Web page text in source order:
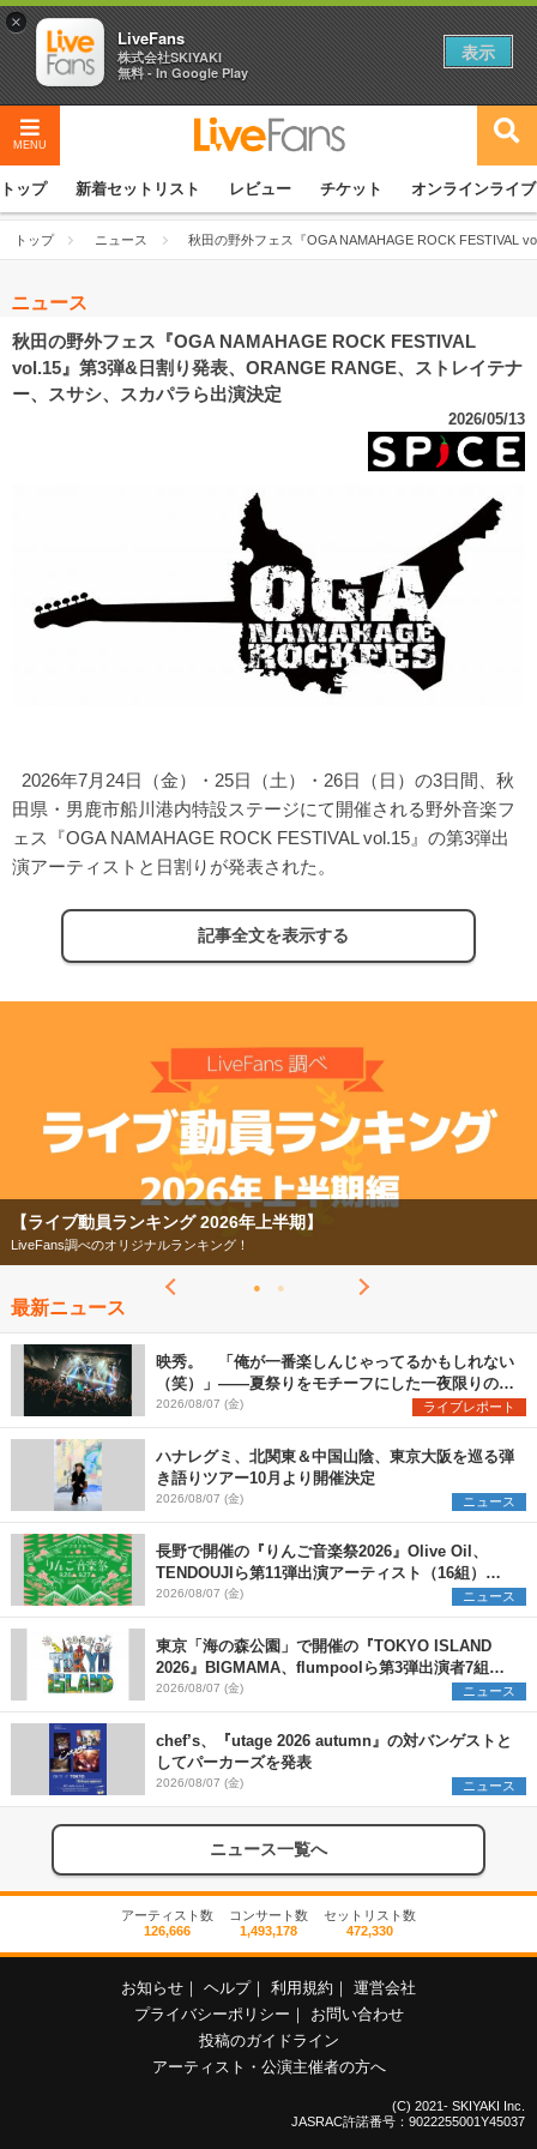
MENU
トップ 新着セットリスト レビュー チケット オンラインライブ
トップ ニュース 秋田の野外フェス『OGA NAMAHAGE ROCK FESTIVAL
ニュース
秋田の野外フェス『OGA NAMAHAGE ROCK FESTIVAL
vol.15』第3弾&日割り発表、ORANGE RANGE、ストレイテナ
ー、スサシ、スカパラら出演決定
2026/05/13
2026年7月24日（金）・25日（土）・26日（日）の3日間、秋
田県・男鹿市船川港内特設ステージにて開催される野外音楽フ
ェス『OGA NAMAHAGE ROCK FESTIVAL vol.15』の第3弾出
演アーティストと日割りが発表された。
記事全文を表示する
【ライブ動員ランキング 2026年上半期】
LiveFans調べのオリジナルランキング！
最新ニュース
映秀。 「俺が一番楽しんじゃってるかもしれない
（笑）」――夏祭りをモチーフにした一夜限りのス
ペシャルライブ『色祭』レポート
2026/08/07 (金) ライブレポート
ハナレグミ、北関東＆中国山陰、東京大阪を巡る弾
き語りツアー10月より開催決定
2026/08/07 (金) ニュース
長野で開催の『りんご音楽祭2026』Olive Oil、
TENDOUJIら第11弾出演アーティスト（16組）を
発表
2026/08/07 (金) ニュース
東京「海の森公園」で開催の『TOKYO ISLAND
2026』BIGMAMA、flumpoolら第3弾出演者7組を
発表 ワークショップ・アート出展者を募集
2026/08/07 (金) ニュース
chef’s、『utage 2026 autumn』の対バンゲストと
してパーカーズを発表
2026/08/07 (金) ニュース
ニュース一覧へ
アーティスト数
126,666
コンサート数
1,493,178
セットリスト数
472,330
お知らせ ヘルプ 利用規約
運営会社
プライバシーポリシー
お問い合わせ
投稿のガイドライン
アーティスト・公演主催者の方へ
(C) 2021- SKIYAKI Inc.
JASRAC許諾番号：9022255001Y45037
×
LiveFans
株式会社SKIYAKI
無料 - In Google Play
表示